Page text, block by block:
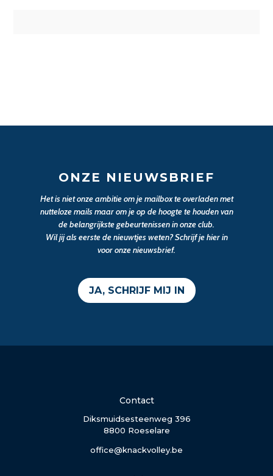
ONZE NIEUWSBRIEF
Het is niet onze ambitie om je mailbox te overladen met
nutteloze mails maar om je op de hoogte te houden van
de belangrijkste gebeurtenissen in onze club.
Wil jij als eerste de nieuwtjes weten? Schrijf je hier in
voor onze nieuwsbrief.
JA, SCHRIJF MIJ IN
Contact
Diksmuidsesteenweg 396
8800 Roeselare
office@knackvolley.be